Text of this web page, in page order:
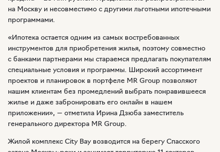
на Москву и несовместимо с другими льготными ипотечными
программами.
«Ипотека остается одним из самых востребованных
инструментов для приобретения жилья, поэтому совместно
с банками партнерами мы стараемся предлагать покупателям
специальные условия и программы. Широкий ассортимент
проектов и планировок в портфеле MR Group позволяют
нашим клиентам без промедлений выбрать понравившееся
жилье и даже забронировать его онлайн в нашем
приложении», — отметила Ирина Дзюба заместитель
генерального директора MR Group.
Жилой комплекс City Bay возводится на берегу Спасского